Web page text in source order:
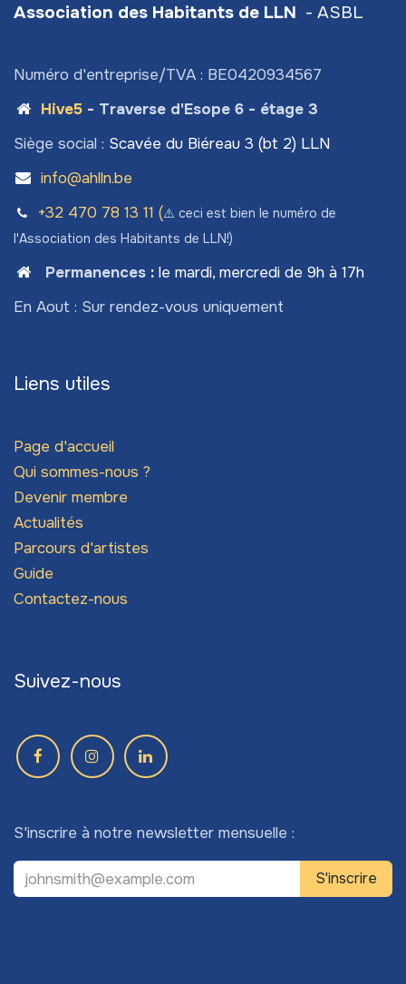
Association des Habitants de LLN - ASBL
Numéro d'entreprise/TVA : BE0420934567
Hive5- Traverse d'Esope 6 - étage 3
Siège social : Scavée du Biéreau 3 (bt 2) LLN
info@ahlln.be
+32 470 78​ 13 11 (⚠️ ceci est bien le numéro de
l'Association des Habitants de LLN!)
Permanences: le mardi, mercredi de 9h à 17h
En Aout : Sur rendez-vous uniquement
Liens utiles
Page d'accueil
Qui sommes-nous ?
Devenir membre
Actualités
Parcours d'artistes
Guide
Contactez-nous
Suivez-nous
S'inscrire à notre newsletter mensuelle :
S'inscrire